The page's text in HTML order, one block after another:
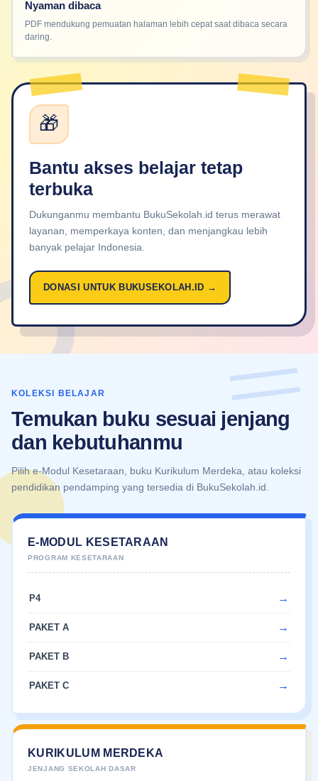
Nyaman dibaca
PDF mendukung pemuatan halaman lebih cepat saat dibaca secara
daring.
🎁
Bantu akses belajar tetap
terbuka
Dukunganmu membantu BukuSekolah.id terus merawat
layanan, memperkaya konten, dan menjangkau lebih
banyak pelajar Indonesia.
DONASI UNTUK BUKUSEKOLAH.ID →
KOLEKSI BELAJAR
Temukan buku sesuai jenjang
dan kebutuhanmu
Pilih e-Modul Kesetaraan, buku Kurikulum Merdeka, atau koleksi
pendidikan pendamping yang tersedia di BukuSekolah.id.
E-MODUL KESETARAAN
P4
PAKET A
PAKET B
PAKET C
KURIKULUM MERDEKA